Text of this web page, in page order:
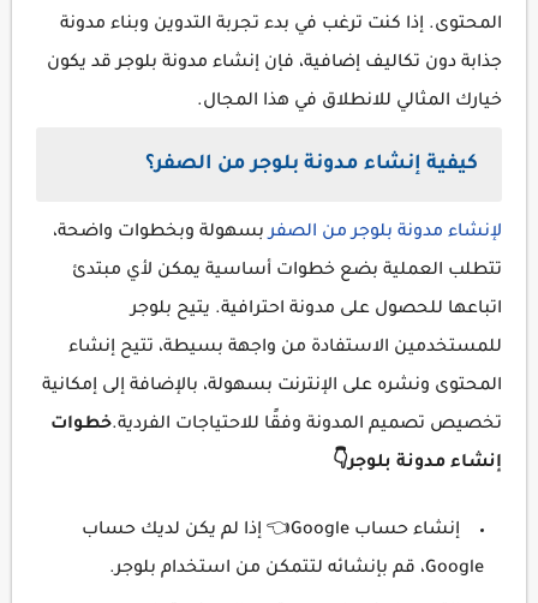
المحتوى. إذا كنت ترغب في بدء تجربة التدوين وبناء مدونة
جذابة دون تكاليف إضافية، فإن إنشاء مدونة بلوجر قد يكون
خيارك المثالي للانطلاق في هذا المجال.
كيفية إنشاء مدونة بلوجر من الصفر؟
لإنشاء مدونة بلوجر من الصفربسهولة وبخطوات واضحة،
تتطلب العملية بضع خطوات أساسية يمكن لأي مبتدئ
اتباعها للحصول على مدونة احترافية. يتيح بلوجر
للمستخدمين الاستفادة من واجهة بسيطة، تتيح إنشاء
المحتوى ونشره على الإنترنت بسهولة، بالإضافة إلى إمكانية
تخصيص تصميم المدونة وفقًا للاحتياجات الفردية.خطوات
إنشاء مدونة بلوجر👇
إنشاء حساب Google👈 إذا لم يكن لديك حساب
Google، قم بإنشائه لتتمكن من استخدام بلوجر.